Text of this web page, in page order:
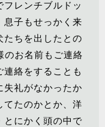
レンチブルドッ
息子もせっかく来
たちを出したとの
のお名前もご連絡
絡をすることも
失礼がなかったか
てたのかとか、洋
とにかく頭の中で